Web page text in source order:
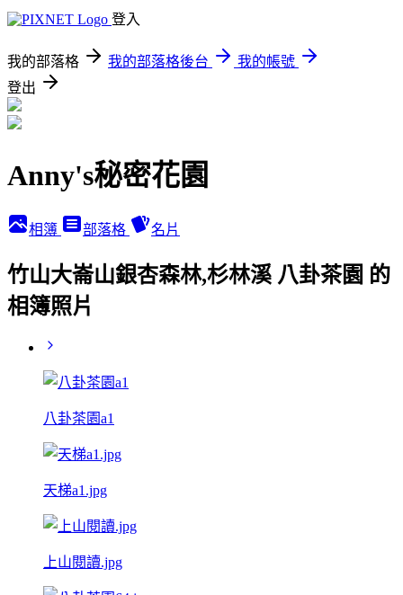
登入
我的部落格 我的部落格後台
我的帳號
登出
Anny's秘密花園
相簿 部落格 名片
竹山大崙山銀杏森林,杉林溪 八卦茶園 的
相簿照片
八卦茶園a1
天梯a1.jpg
上山閱讀.jpg